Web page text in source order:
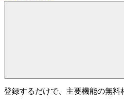
登録するだけで、主要機能の無料